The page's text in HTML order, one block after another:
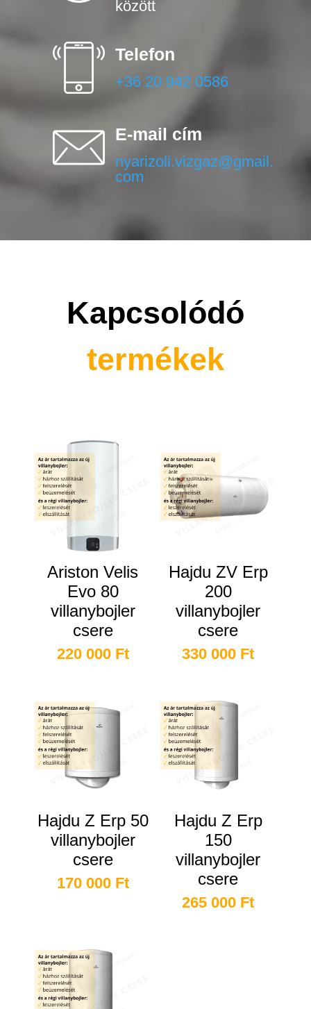
között
Telefon
+36 20 942 0586
E-mail cím
nyarizoli.vizgaz@gmail.
com
Kapcsolódó
termékek
Ariston Velis
Evo 80
villanybojler
csere
220 000 Ft
Hajdu ZV Erp
200
villanybojler
csere
330 000 Ft
Hajdu Z Erp 50
villanybojler
csere
170 000 Ft
Hajdu Z Erp
150
villanybojler
csere
265 000 Ft